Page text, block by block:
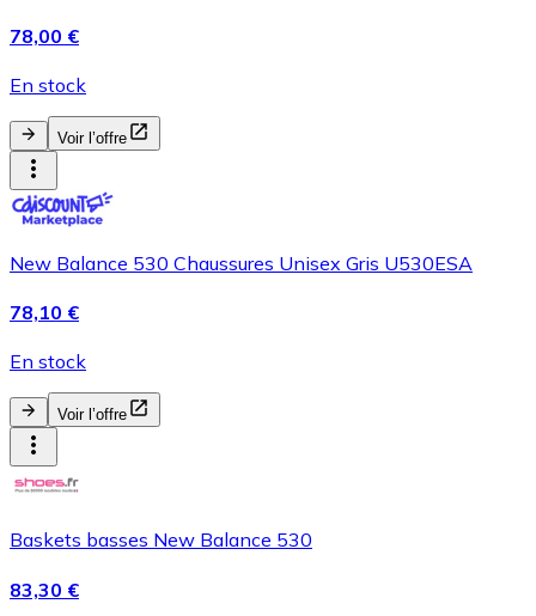
78,00 €
En stock
Voir l’offre
New Balance 530 Chaussures Unisex Gris U530ESA
78,10 €
En stock
Voir l’offre
Baskets basses New Balance 530
83,30 €